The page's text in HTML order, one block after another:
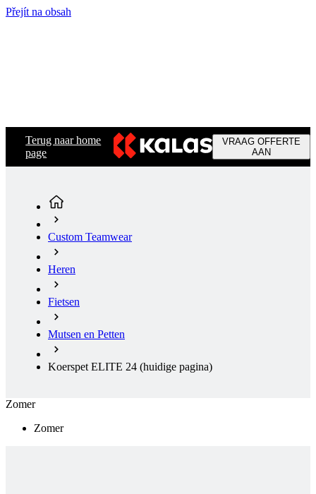
Přejít na obsah
Terug naar home
page
VRAAG OFFERTE
AAN
Custom Teamwear
Heren
Fietsen
Mutsen en Petten
Koerspet ELITE 24 (huidige pagina)
Zomer
Zomer